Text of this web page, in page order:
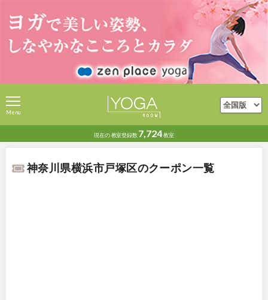
現在の教室登録数 7,724教室
Menu
神奈川県横浜市戸塚区のクーポン一覧